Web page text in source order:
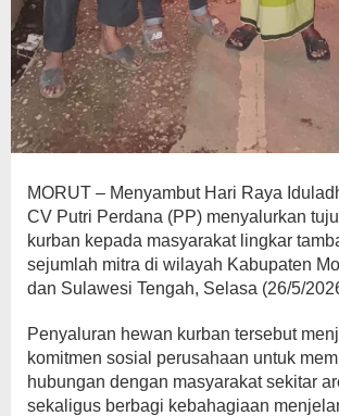
MORUT – Menyambut Hari Raya
CV Putri Perdana (PP) menyalurkan
kurban kepada masyarakat lingkar
sejumlah mitra di wilayah Kabupaten
dan Sulawesi Tengah, Selasa (26/5/
Penyaluran hewan kurban tersebut
komitmen sosial perusahaan untuk
hubungan dengan masyarakat sekitar
sekaligus berbagi kebahagiaan